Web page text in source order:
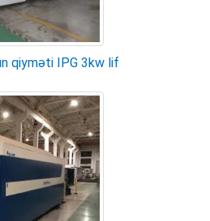
qiyməti IPG 3kw lif